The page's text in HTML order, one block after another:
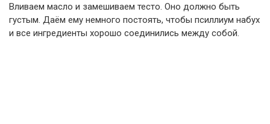
Вливаем масло и замешиваем тесто. Оно должно быть
густым. Даём ему немного постоять, чтобы псиллиум набух
и все ингредиенты хорошо соединились между собой.